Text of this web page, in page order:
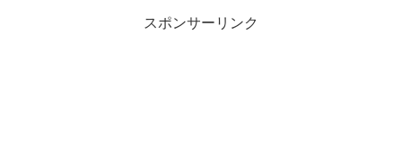
スポンサーリンク